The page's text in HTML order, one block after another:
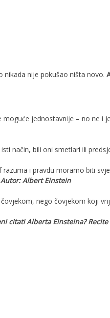
nikada nije pokušao ništa novo.
moguće jednostavnije – no ne i
način, bili oni smetlari ili
razuma i pravdu moramo biti
Autor: Albert Einstein
nego čovjekom koji
citati Alberta Einsteina?